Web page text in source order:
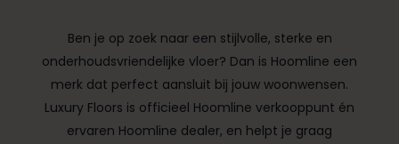
Ben je op zoek naar een stijlvolle, sterke en
onderhoudsvriendelijke vloer? Dan is Hoomline een
merk dat perfect aansluit bij jouw woonwensen.
Luxury Floors is officieel Hoomline verkooppunt én
ervaren Hoomline dealer, en helpt je graag